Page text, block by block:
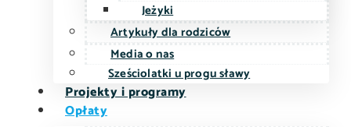
Jeżyki
Artykuły dla rodziców
Media o nas
Sześciolatki u progu sławy
Projekty i programy
Opłaty